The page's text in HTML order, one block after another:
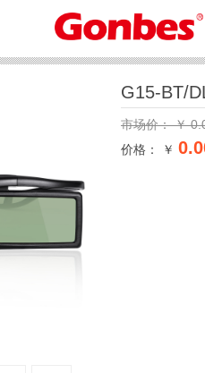
G15-BT/
市场价：￥
价格： ￥